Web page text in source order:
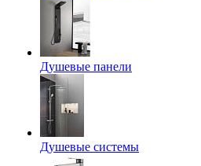
Душевые панели
Душевые системы